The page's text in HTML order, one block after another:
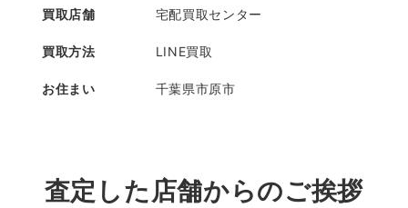
買取店舗 宅配買取センター
買取方法 LINE買取
お住まい 千葉県市原市
査定した店舗からのご挨拶